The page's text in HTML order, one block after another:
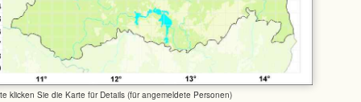
klicken Sie die Karte für Details (für angemeldete Personen)